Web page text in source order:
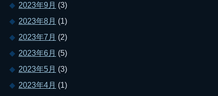
2023年9月 (3)
2023年8月 (1)
2023年7月 (2)
2023年6月 (5)
2023年5月 (3)
2023年4月 (1)